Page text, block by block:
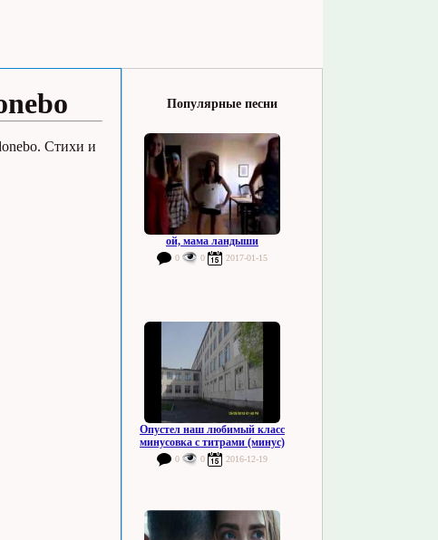
Стихи и
Популярные песни
ой, мама ландыши
0 0 2017-01-15
Опустел наш любимый класс
минусовка с титрами (минус)
0 0 2016-12-19